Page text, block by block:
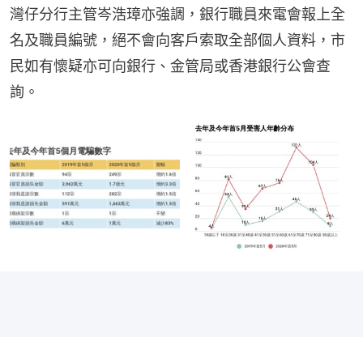
灣仔分行主管岑浩璋亦強調，銀行職員來電會報上全
名及職員編號，絕不會向客戶索取全部個人資料，市
民如有懷疑亦可向銀行、金管局或香港銀行公會查
詢。